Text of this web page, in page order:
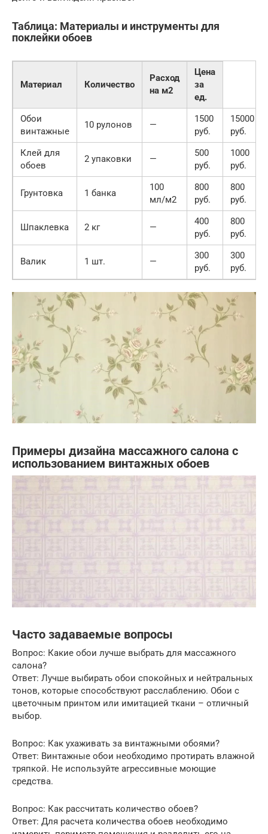
Таблица: Материалы и инструменты для
поклейки обоев
Материал Количество
Расход
на м2
Цена
за
ед.
Обои
винтажные
10 рулонов —
1500
руб.
15000
руб.
Клей для
обоев
2 упаковки —
500
руб.
1000
руб.
Грунтовка 1 банка
100
мл/м2
800
руб.
800
руб.
Шпаклевка 2 кг —
400
руб.
800
руб.
Валик 1 шт. —
300
руб.
300
руб.
Примеры дизайна массажного салона с
использованием винтажных обоев
Часто задаваемые вопросы
Вопрос: Какие обои лучше выбрать для массажного
салона?
Ответ: Лучше выбирать обои спокойных и нейтральных
тонов, которые способствуют расслаблению. Обои с
цветочным принтом или имитацией ткани – отличный
выбор.
Вопрос: Как ухаживать за винтажными обоями?
Ответ: Винтажные обои необходимо протирать влажной
тряпкой. Не используйте агрессивные моющие
средства.
Вопрос: Как рассчитать количество обоев?
Ответ: Для расчета количества обоев необходимо